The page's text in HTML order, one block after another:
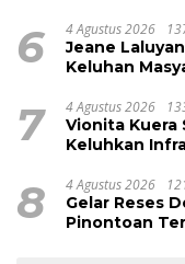
6 4 Agustus 2026
Jeane
Keluhan
7 4 Agustus 2026
Vionita Kuera
Keluhkan
8 4 Agustus 2026
Gelar Reses
Pinontoan